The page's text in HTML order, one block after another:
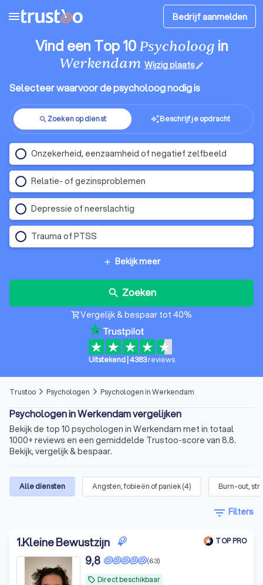
menu Bedrijf aanmelden
Vind een Top 10Psycholoog in
Werkendam Wijzig plaatsedit
Selecteer waarvoor de psycholoog nodig is
search Zoeken op dienst auto_awesomeBeschrijf je opdracht
Onzekerheid, eenzaamheid of negatief zelfbeeld
Relatie- of gezinsproblemen
Depressie of neerslachtig
Trauma of PTSS
add Bekijk meer
search Zoeken
shopping_cartVergelijk & bespaar tot 40%
Uitstekend| 4383 reviews
Trustoo arrow_forward_ios Psychologen arrow_forward_ios Psychologen in Werkendam
Psychologen in Werkendam vergelijken
Bekijk de top 10 psychologen in Werkendam met in totaal
1000+ reviews en een gemiddelde Trustoo-score van 8.8.
Bekijk, vergelijk & bespaar.
Alle diensten Angsten, fobieën of paniek(4) Burn-out,
filter_list Filters
1.Kleine Bewustzijn TOP PRO
local_offer Direct beschikbaar
(63)
9,8